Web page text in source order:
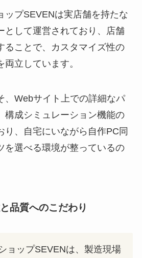
ップSEVENは実店舗を持たな
として運営されており、店舗
ることで、カスタマイズ性の
立しています。
、Webサイト上での詳細なパ
構成シミュレーション機能の
り、自宅にいながら自作PC同
を選べる環境が整っているの
品質へのこだわり
ョップSEVENは、製造現場